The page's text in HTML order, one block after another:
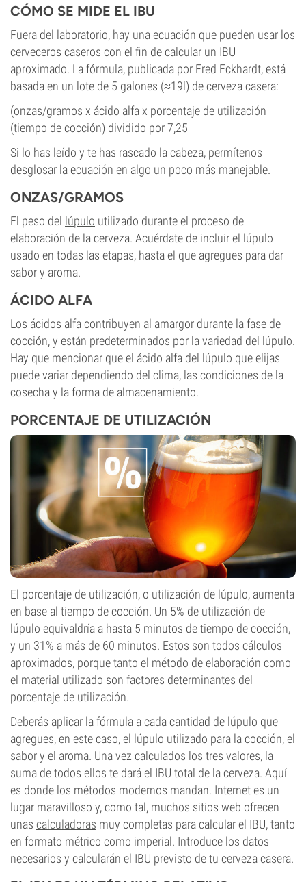
CÓMO SE MIDE EL IBU
Fuera del laboratorio, hay una ecuación que pueden usar los
cerveceros caseros con el fin de calcular un IBU
aproximado. La fórmula, publicada por Fred Eckhardt, está
basada en un lote de 5 galones (≈19l) de cerveza casera:
(onzas/gramos x ácido alfa x porcentaje de utilización
(tiempo de cocción) dividido por 7,25
Si lo has leído y te has rascado la cabeza, permítenos
desglosar la ecuación en algo un poco más manejable.
ONZAS/GRAMOS
El peso del lúpulo utilizado durante el proceso de
elaboración de la cerveza. Acuérdate de incluir el lúpulo
usado en todas las etapas, hasta el que agregues para dar
sabor y aroma.
ÁCIDO ALFA
Los ácidos alfa contribuyen al amargor durante la fase de
cocción, y están predeterminados por la variedad del lúpulo.
Hay que mencionar que el ácido alfa del lúpulo que elijas
puede variar dependiendo del clima, las condiciones de la
cosecha y la forma de almacenamiento.
PORCENTAJE DE UTILIZACIÓN
El porcentaje de utilización, o utilización de lúpulo, aumenta
en base al tiempo de cocción. Un 5% de utilización de
lúpulo equivaldría a hasta 5 minutos de tiempo de cocción,
y un 31% a más de 60 minutos. Estos son todos cálculos
aproximados, porque tanto el método de elaboración como
el material utilizado son factores determinantes del
porcentaje de utilización.
Deberás aplicar la fórmula a cada cantidad de lúpulo que
agregues, en este caso, el lúpulo utilizado para la cocción, el
sabor y el aroma. Una vez calculados los tres valores, la
suma de todos ellos te dará el IBU total de la cerveza. Aquí
es donde los métodos modernos mandan. Internet es un
lugar maravilloso y, como tal, muchos sitios web ofrecen
unas calculadoras muy completas para calcular el IBU, tanto
en formato métrico como imperial. Introduce los datos
necesarios y calcularán el IBU previsto de tu cerveza casera.